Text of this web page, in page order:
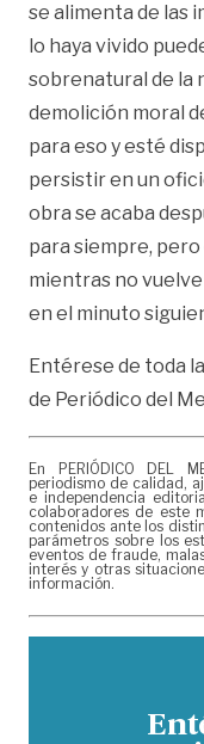
se alimenta de las
lo haya vivido
sobrenatural de la
demolición moral
para eso y esté
persistir en un
obra se acaba
para siempre,
mientras no
en el minuto
Entérese de toda
de Periódico del
En PERIÓDICO DEL
periodismo de calidad,
e independencia
colaboradores de este
contenidos ante los
parámetros sobre los
eventos de fraude,
interés y otras
información.